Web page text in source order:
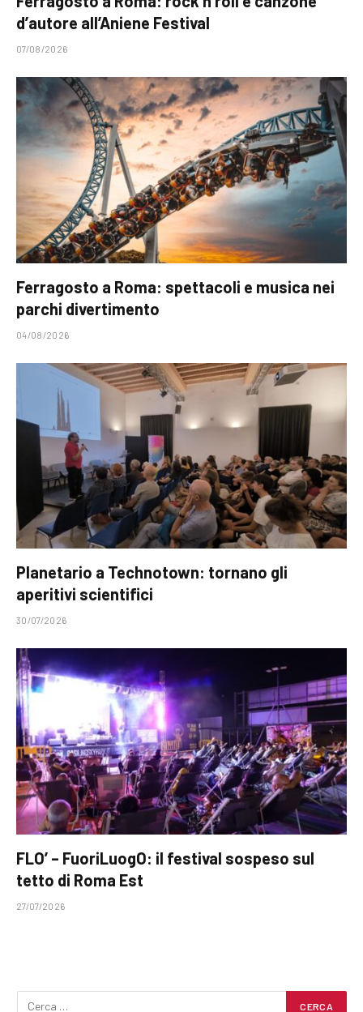
d’autore all’Aniene Festival
07/08/2026
Ferragosto a Roma: spettacoli e musica nei
parchi divertimento
04/08/2026
Planetario a Technotown: tornano gli
aperitivi scientifici
30/07/2026
FLO’ – FuoriLuogO: il festival sospeso sul
tetto di Roma Est
27/07/2026